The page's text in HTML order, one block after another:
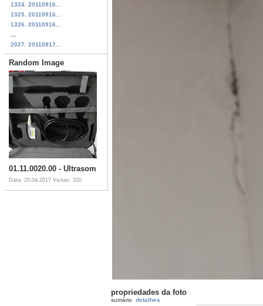
1324. 20110916...
1325. 20110916...
1326. 20110916...
2027. 20110917...
Random Image
01.11.0020.00 - Ultrasom
Data: 20-04-2017 Visitas: 320
propriedades da foto
sumário detalhes